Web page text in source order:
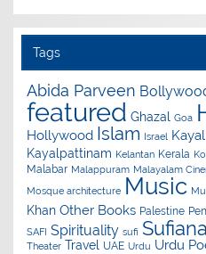
Tags
Abida Parveen
featured Ghazal Goa
Hollywood Islam Israel Kayal
Kayalpattinam Kelantan Kerala
Malabar Malappuram Malayalam
Mosque architecture Music
Khan Other Books Palestine
SAFI Spirituality sufi
Theater Travel UAE Urdu Urdu